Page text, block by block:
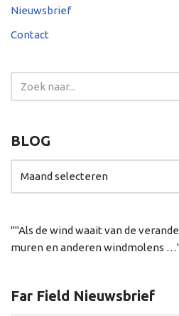
Nieuwsbrief
Contact
BLOG
"Als de wind waait van de
muren en anderen windmolens
Far Field Nieuwsbrief